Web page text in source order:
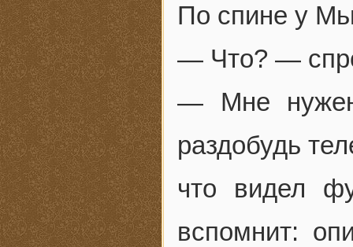
По спине у
— Что? —
— Мне нужен
раздобудь
что видел
вспомнит: